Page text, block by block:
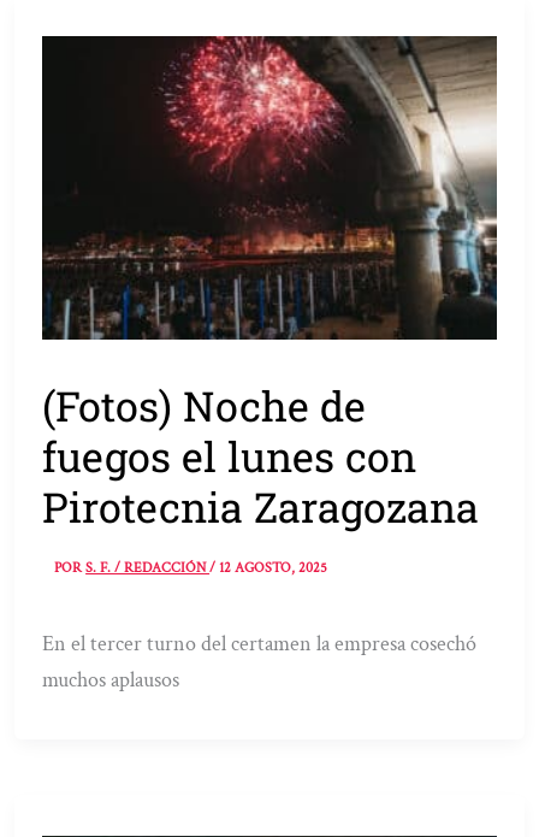
(Fotos) Noche de
fuegos el lunes con
Pirotecnia Zaragozana
PORS. F. / REDACCIÓN/12 AGOSTO, 2025
En el tercer turno del certamen la empresa cosechó
muchos aplausos